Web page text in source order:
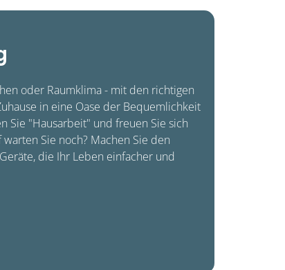
oder Raumklima - mit den richtigen
in eine Oase der Bequemlichkeit
Sie "Hausarbeit" und freuen Sie sich
Sie noch? Machen Sie den
die Ihr Leben einfacher und